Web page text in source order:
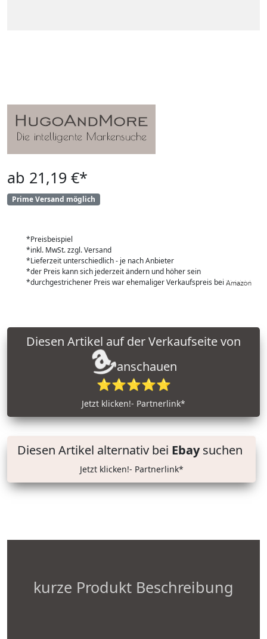
ab 21,19 €*
Prime Versand möglich
*Preisbeispiel
*inkl. MwSt. zzgl. Versand
*Lieferzeit unterschiedlich - je nach Anbieter
*der Preis kann sich jederzeit ändern und höher sein
*durchgestrichener Preis war ehemaliger Verkaufspreis bei
anschauen
⭐⭐⭐⭐⭐
Jetzt klicken!- Partnerlink*
Diesen Artikel alternativ bei Ebaysuchen
Jetzt klicken!- Partnerlink*
kurze Produkt Beschreibung